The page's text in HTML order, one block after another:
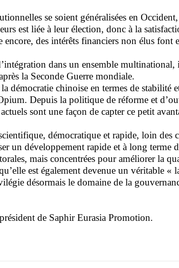
se soient généralisées en
est liée à leur élection, donc à la
des intérêts financiers non élus
dans un ensemble
la Seconde Guerre mondiale.
la démocratie chinoise en termes de
Depuis la politique de réforme et
sont une façon de capter ce petit
démocratique et rapide, loin
un développement rapide et à long terme
mais concentrées pour améliorer la
est également devenue un véritable
désormais le domaine de la
de Saphir Eurasia Promotion.